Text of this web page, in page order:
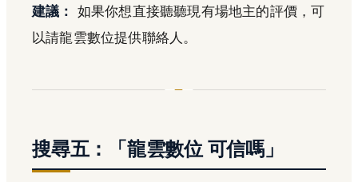
建議：
如果你想直接聽聽現有場地主的評價，可
以請龍雲數位提供聯絡人。
搜尋五：「龍雲數位 可信嗎」